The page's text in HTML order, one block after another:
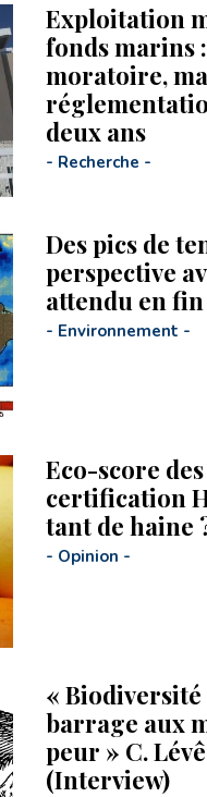
Exploitation
fonds marins
moratoire,
deux ans
- Recherche -
Des pics de
perspective
attendu en fin
- Environnement -
Eco-score
certification
tant de haine
- Opinion -
«
barrage aux
peur » C.
(Interview)